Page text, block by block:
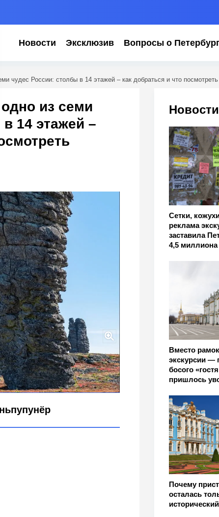
Новости Эксклюзив Вопросы о
чудес России: столбы в 14 этажей – как добраться и что посмотреть
Сетки,
реклама
заставила
4,5 миллиона
Вместо
экскурсии —
босого
пришлось
Почему
осталась
из семи
14 этажей –
столбы в 14 этажей – как